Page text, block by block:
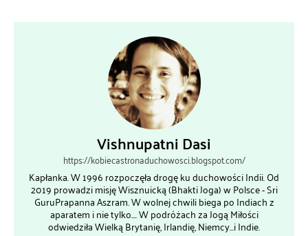
Vishnupatni Dasi
https://kobiecastronaduchowosci.blogspot.com/
Kapłanka. W 1996 rozpoczęła drogę ku duchowości Indii. Od
2019 prowadzi misję Wisznuicką (Bhakti Joga) w Polsce - Sri
GuruPrapanna Aszram. W wolnej chwili biega po Indiach z
aparatem i nie tylko.... W podróżach za Jogą Miłości
odwiedziła Wielką Brytanię, Irlandię, Niemcy...i Indie.